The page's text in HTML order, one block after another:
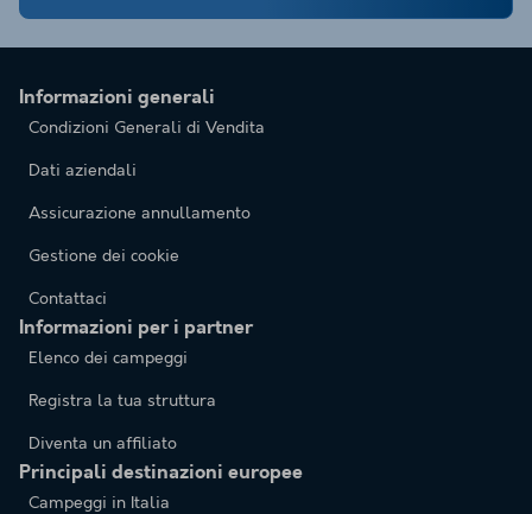
Informazioni generali
Condizioni Generali di Vendita
Dati aziendali
Assicurazione annullamento
Gestione dei cookie
Contattaci
Informazioni per i partner
Elenco dei campeggi
Registra la tua struttura
Diventa un affiliato
Principali destinazioni europee
Campeggi in Italia